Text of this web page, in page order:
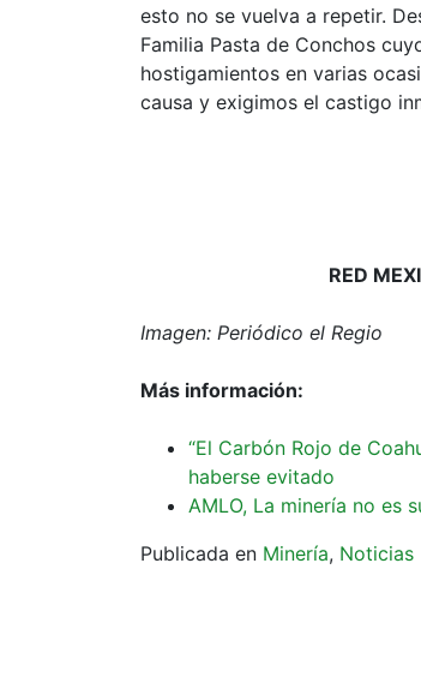
esto no se vuelva a repetir.
Familia Pasta de Conchos
hostigamientos en varias
causa y exigimos el castigo
RED
Imagen: Periódico el Regio
Más información:
“El Carbón Rojo de
haberse evitado
AMLO, La minería no es
Publicada en Minería, Noticias